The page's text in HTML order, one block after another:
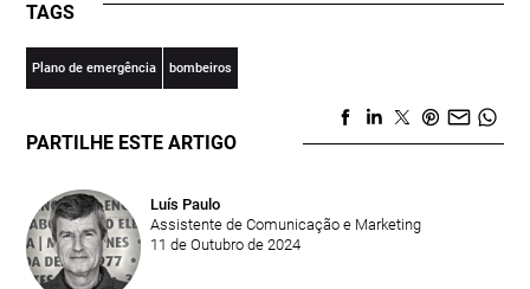
TAGS
Plano de emergência bombeiros
PARTILHE ESTE ARTIGO
Luís Paulo
Assistente de Comunicação e Marketing
11 de Outubro de 2024